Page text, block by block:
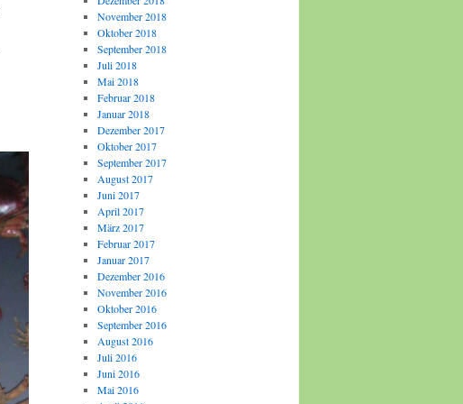
November 2018
Oktober 2018
September 2018
Juli 2018
Mai 2018
Februar 2018
Januar 2018
Dezember 2017
Oktober 2017
September 2017
August 2017
Juni 2017
April 2017
März 2017
Februar 2017
Januar 2017
Dezember 2016
November 2016
Oktober 2016
September 2016
August 2016
Juli 2016
Juni 2016
Mai 2016